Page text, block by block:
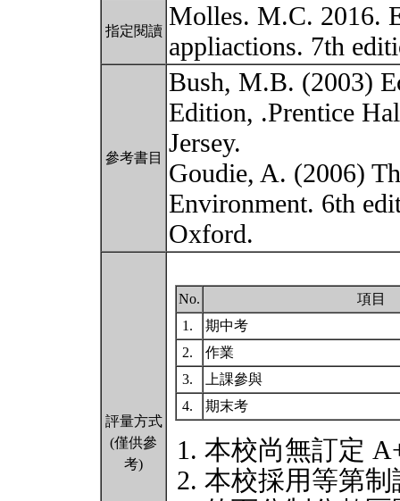
指定閱讀 Molles. M.C. 2016.
appliactions. 7th
參考書目
Bush, M.B. (2003)
Edition, .Prentice
Jersey.
Goudie, A. (2006)
Environment. 6th
Oxford.
評量方式
(僅供參
考)
No.
項目
1.
期中考
2.
作業
3.
上課參與
4.
期末考
本校尚無訂定
本校採用等第